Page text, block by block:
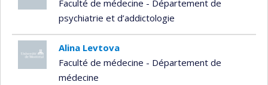
Faculté de médecine - Département de
psychiatrie et d’addictologie
Alina Levtova
Faculté de médecine - Département de
médecine